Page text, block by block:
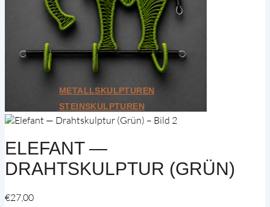
Weitere Kategorien
Bundle
Geschenkkarten
Unikate
Alle ansehen
METALLSKULPTUREN
STEINSKULPTUREN
ELEFANT —
DRAHTSKULPTUR (GRÜN)
€27,00